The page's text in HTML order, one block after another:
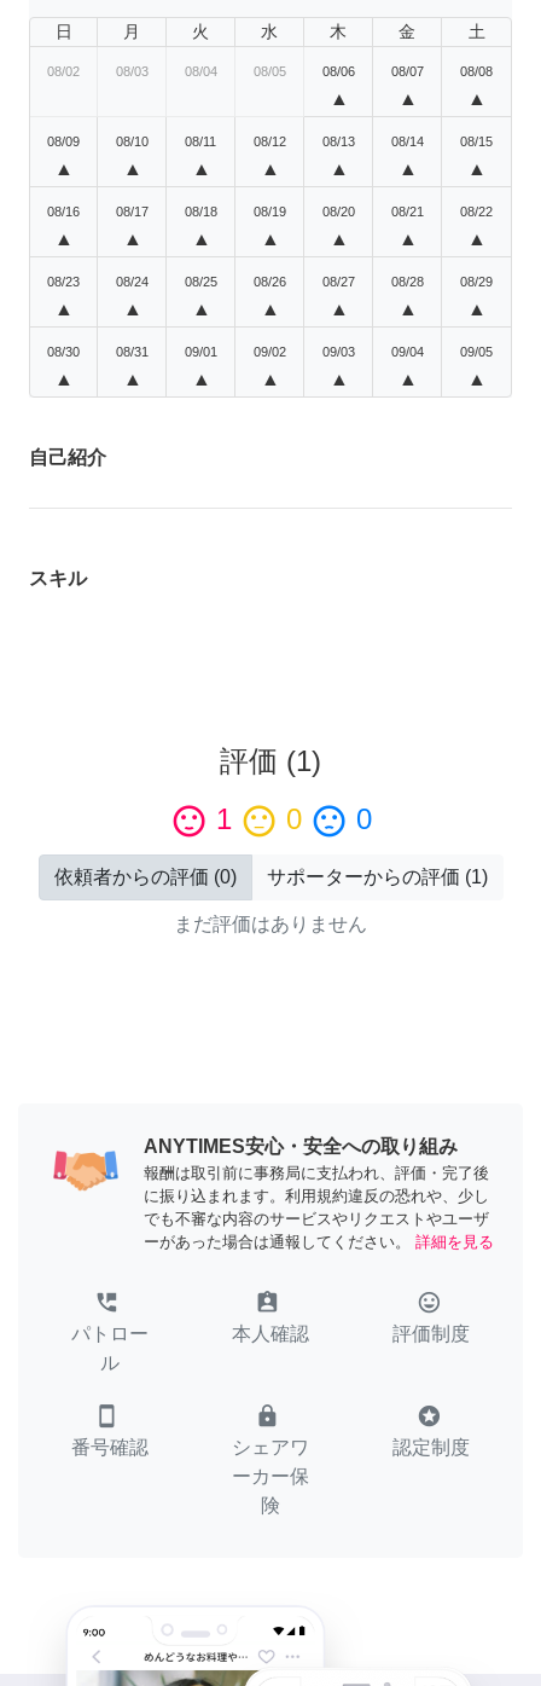
日 月 火 水 木 金 土
08/02 08/03 08/04 08/05 08/06
▲
08/07
▲
08/08
▲
08/09
▲
08/10
▲
08/11
▲
08/12
▲
08/13
▲
08/14
▲
08/15
▲
08/16
▲
08/17
▲
08/18
▲
08/19
▲
08/20
▲
08/21
▲
08/22
▲
08/23
▲
08/24
▲
08/25
▲
08/26
▲
08/27
▲
08/28
▲
08/29
▲
08/30
▲
08/31
▲
09/01
▲
09/02
▲
09/03
▲
09/04
▲
09/05
▲
自己紹介
スキル
評価 (1)
sentiment_satisfied 1 sentiment_neutral 0 sentiment_dissatisfied 0
依頼者からの評価 (0) サポーターからの評価 (1)
まだ評価はありません
ANYTIMES安心・安全への取り組み
報酬は取引前に事務局に支払われ、評価・完了後
に振り込まれます。利用規約違反の恐れや、少し
でも不審な内容のサービスやリクエストやユーザ
ーがあった場合は通報してください。
詳細を見る
perm_phone_msg
パトロー
ル
assignment_ind
本人確認
tag_faces
評価制度
smartphone
番号確認
lock
シェアワ
ーカー保
険
stars
認定制度